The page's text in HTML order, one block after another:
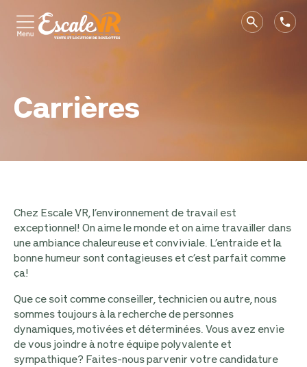
Carrières
Chez Escale VR, l’environnement de travail est
exceptionnel! On aime le monde et on aime travailler dans
une ambiance chaleureuse et conviviale. L’entraide et la
bonne humeur sont contagieuses et c’est parfait comme
ça!
Que ce soit comme conseiller, technicien ou autre, nous
sommes toujours à la recherche de personnes
dynamiques, motivées et déterminées. Vous avez envie
de vous joindre à notre équipe polyvalente et
sympathique? Faites-nous parvenir votre candidature